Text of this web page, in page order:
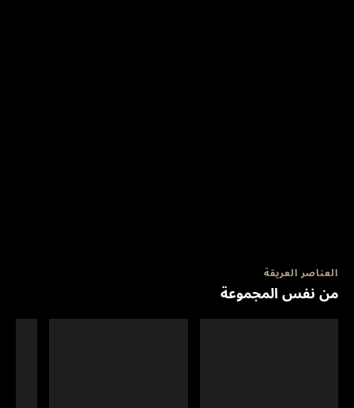
العناصر العريقة
من نفس المجموعة